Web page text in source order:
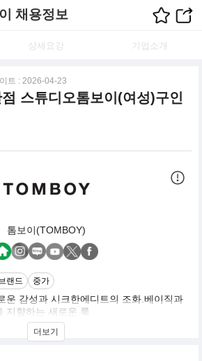
채용정보
상세요강 기업소개
트 : 2026-04-23
스튜디오톰보이(여성)구인
톰보이(TOMBOY)
랜드 중가
운 감성과 시크한에디트의 조화.베이직과
지향하는 새로운 룩
더보기